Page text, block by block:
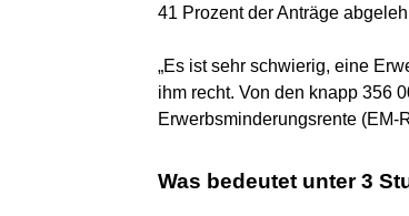
41 Prozent der Anträge
„Es ist sehr schwierig, eine
ihm recht. Von den knapp 356
Erwerbsminderungsrente (EM-
Was bedeutet unter 3